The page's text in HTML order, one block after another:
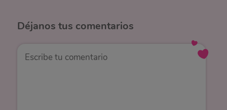
Déjanos tus comentarios